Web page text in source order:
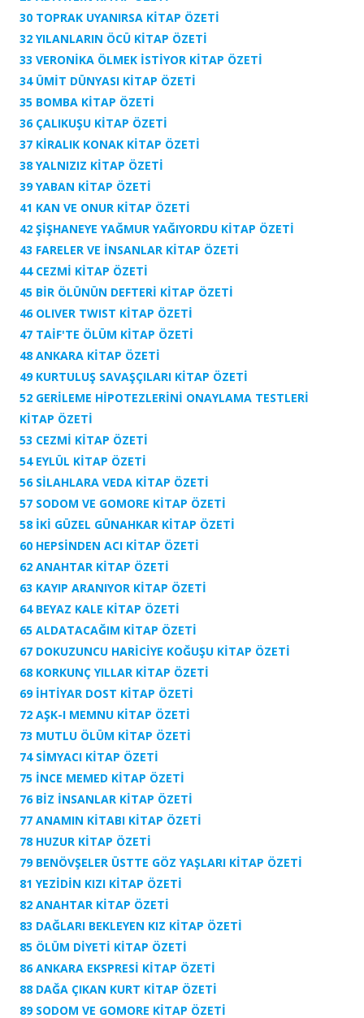
30 TOPRAK UYANIRSA KİTAP ÖZETİ
32 YILANLARIN ÖCÜ KİTAP ÖZETİ
33 VERONİKA ÖLMEK İSTİYOR KİTAP ÖZETİ
34 ÜMİT DÜNYASI KİTAP ÖZETİ
35 BOMBA KİTAP ÖZETİ
36 ÇALIKUŞU KİTAP ÖZETİ
37 KİRALIK KONAK KİTAP ÖZETİ
38 YALNIZIZ KİTAP ÖZETİ
39 YABAN KİTAP ÖZETİ
41 KAN VE ONUR KİTAP ÖZETİ
42 ŞİŞHANEYE YAĞMUR YAĞIYORDU KİTAP ÖZETİ
43 FARELER VE İNSANLAR KİTAP ÖZETİ
44 CEZMİ KİTAP ÖZETİ
45 BİR ÖLÜNÜN DEFTERİ KİTAP ÖZETİ
46 OLIVER TWIST KİTAP ÖZETİ
47 TAİF'TE ÖLÜM KİTAP ÖZETİ
48 ANKARA KİTAP ÖZETİ
49 KURTULUŞ SAVAŞÇILARI KİTAP ÖZETİ
52 GERİLEME HİPOTEZLERİNİ ONAYLAMA TESTLERİ
KİTAP ÖZETİ
53 CEZMİ KİTAP ÖZETİ
54 EYLÜL KİTAP ÖZETİ
56 SİLAHLARA VEDA KİTAP ÖZETİ
57 SODOM VE GOMORE KİTAP ÖZETİ
58 İKİ GÜZEL GÜNAHKAR KİTAP ÖZETİ
60 HEPSİNDEN ACI KİTAP ÖZETİ
62 ANAHTAR KİTAP ÖZETİ
63 KAYIP ARANIYOR KİTAP ÖZETİ
64 BEYAZ KALE KİTAP ÖZETİ
65 ALDATACAĞIM KİTAP ÖZETİ
67 DOKUZUNCU HARİCİYE KOĞUŞU KİTAP ÖZETİ
68 KORKUNÇ YILLAR KİTAP ÖZETİ
69 İHTİYAR DOST KİTAP ÖZETİ
72 AŞK-I MEMNU KİTAP ÖZETİ
73 MUTLU ÖLÜM KİTAP ÖZETİ
74 SİMYACI KİTAP ÖZETİ
75 İNCE MEMED KİTAP ÖZETİ
76 BİZ İNSANLAR KİTAP ÖZETİ
77 ANAMIN KİTABI KİTAP ÖZETİ
78 HUZUR KİTAP ÖZETİ
79 BENÖVŞELER ÜSTTE GÖZ YAŞLARI KİTAP ÖZETİ
81 YEZİDİN KIZI KİTAP ÖZETİ
82 ANAHTAR KİTAP ÖZETİ
83 DAĞLARI BEKLEYEN KIZ KİTAP ÖZETİ
85 ÖLÜM DİYETİ KİTAP ÖZETİ
86 ANKARA EKSPRESİ KİTAP ÖZETİ
88 DAĞA ÇIKAN KURT KİTAP ÖZETİ
89 SODOM VE GOMORE KİTAP ÖZETİ